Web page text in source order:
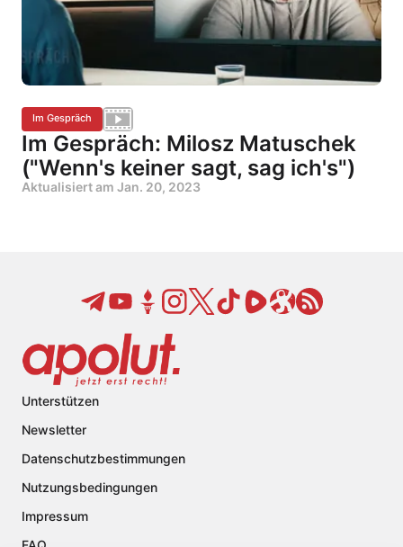
Im Gespräch
Im Gespräch: Milosz Matuschek
("Wenn's keiner sagt, sag ich's")
Aktualisiert am Jan. 20, 2023
Unterstützen
Newsletter
Datenschutzbestimmungen
Nutzungsbedingungen
Impressum